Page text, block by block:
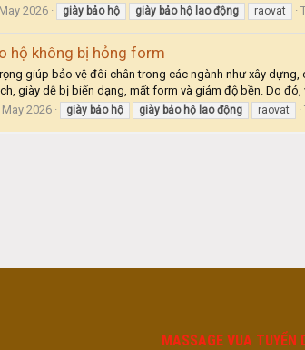
2026 giày bảo hộ giày bảo hộ lao động raovat
hộ không bị hỏng form
giúp bảo vệ đôi chân trong các ngành như xây
giày dễ bị biến dạng, mất form và giảm độ bền. Do đó,
May 2026 giày bảo hộ giày bảo hộ lao động raovat
MASSAGE VUA TUYỂN